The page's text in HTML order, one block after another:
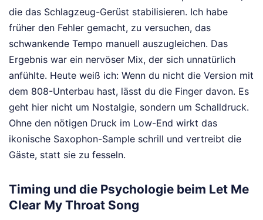
die das Schlagzeug-Gerüst stabilisieren. Ich habe
früher den Fehler gemacht, zu versuchen, das
schwankende Tempo manuell auszugleichen. Das
Ergebnis war ein nervöser Mix, der sich unnatürlich
anfühlte. Heute weiß ich: Wenn du nicht die Version mit
dem 808-Unterbau hast, lässt du die Finger davon. Es
geht hier nicht um Nostalgie, sondern um Schalldruck.
Ohne den nötigen Druck im Low-End wirkt das
ikonische Saxophon-Sample schrill und vertreibt die
Gäste, statt sie zu fesseln.
Timing und die Psychologie beim Let Me
Clear My Throat Song